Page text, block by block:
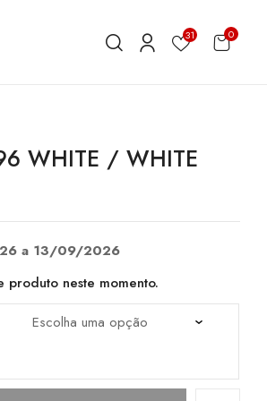
31 0
WHITE / WHITE
a 13/09/2026
produto neste momento.